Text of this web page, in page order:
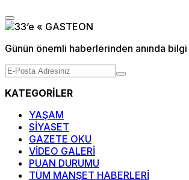
Günün önemli haberlerinden anında
KATEGORİLER
YAŞAM
SİYASET
GAZETE OKU
VİDEO GALERİ
PUAN DURUMU
TÜM MANŞET HABERLERİ